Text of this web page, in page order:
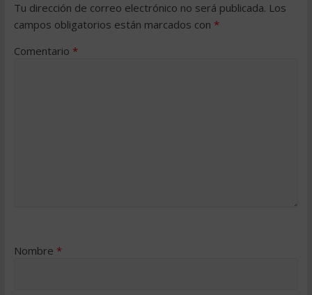
Tu dirección de correo electrónico no será publicada. Los
campos obligatorios están marcados con *
Comentario *
Nombre *